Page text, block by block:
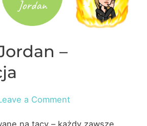
–
a Comment
na tacy – każdy zawsze